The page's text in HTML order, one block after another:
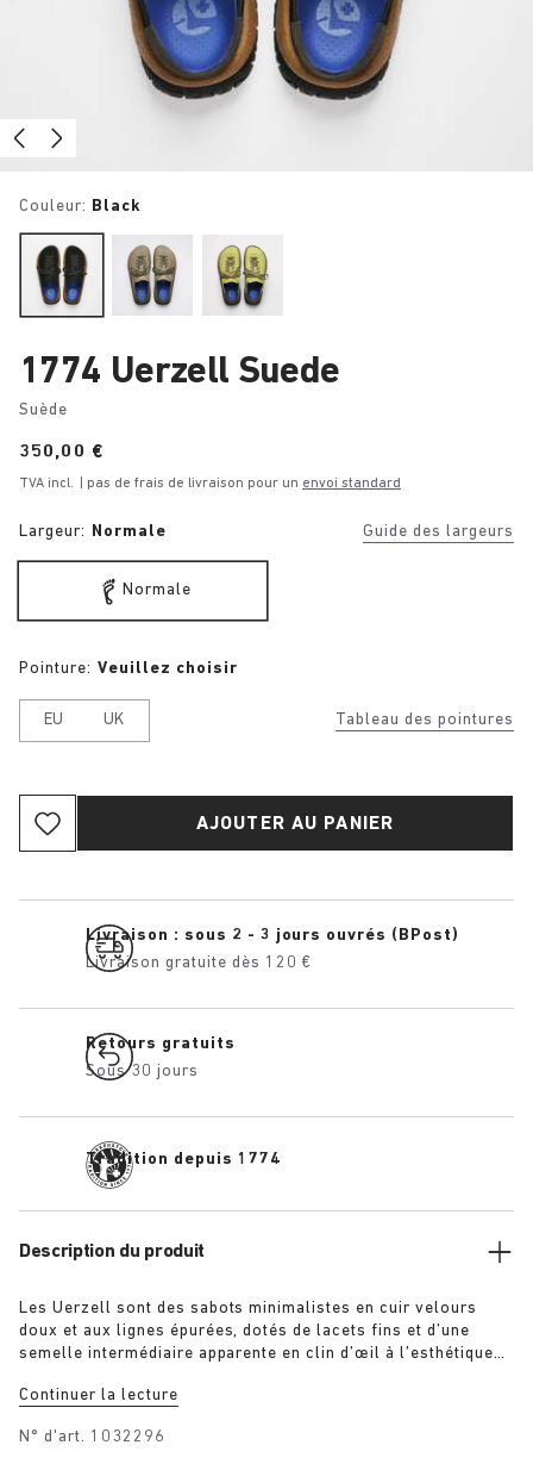
Couleur: Black
1774 Uerzell Suede
Suède
Price:
350,00 €
TVA incl. | pas de frais de livraison pour un envoi standard
Largeur: Normale Guide des largeurs
Normale
Tableau des pointures
Pointure: Veuillez choisir
EU UK
AJOUTER AU PANIER
Livraison : sous 2 - 3 jours ouvrés (BPost)
Livraison gratuite dès 120 €
Retours gratuits
Sous 30 jours
Tradition depuis 1774
Description du produit
Les Uerzell sont des sabots minimalistes en cuir velours
doux et aux lignes épurées, dotés de lacets fins et d’une
semelle intermédiaire apparente en clin d’œil à l’esthétique
sculpturaux et discrets, ils sont disponibles dans des coloris
se démarque en toute subtilité.
Continuer la lecture
N° d'art. 1032296